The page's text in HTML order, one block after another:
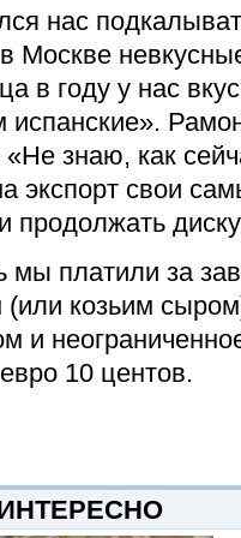
нас
Москве
в году у нас
испанские».
знаю, как
экспорт свои
продолжать
платили за
козьим
и
10 центов.